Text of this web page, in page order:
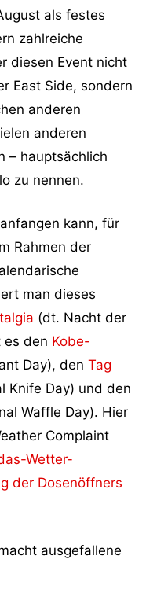
als festes
zahlreiche
diesen Event nicht
East Side, sondern
anderen
anderen
– hauptsächlich
zu nennen.
kann, für
Rahmen der
man dieses
(dt. Nacht der
es den Kobe-
Day), den Tag
Knife Day) und den
Waffle Day). Hier
Complaint
Wetter-
der Dosenöffners
ausgefallene